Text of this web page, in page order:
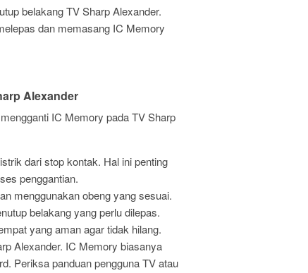
belakang TV Sharp Alexander.
dan memasang IC Memory
Alexander
IC Memory pada TV Sharp
dari stop kontak. Hal ini penting
penggantian.
menggunakan obeng yang sesuai.
belakang yang perlu dilepas.
yang aman agar tidak hilang.
Alexander. IC Memory biasanya
Periksa panduan pengguna TV atau